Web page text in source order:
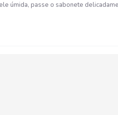
úmida, passe o sabonete